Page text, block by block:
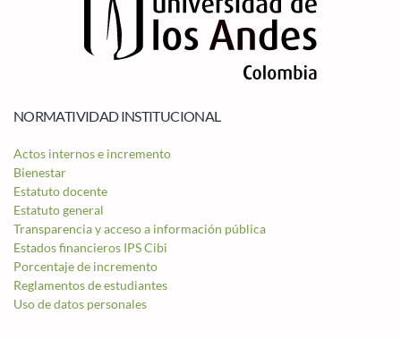
NORMATIVIDAD INSTITUCIONAL
Actos internos e incremento
Bienestar
Estatuto docente
Estatuto general
Transparencia y acceso a información pública
Estados financieros IPS Cibi
Porcentaje de incremento
Reglamentos de estudiantes
Uso de datos personales